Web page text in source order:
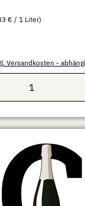
€ / 1 Liter)
Versandkosten -
Gib den